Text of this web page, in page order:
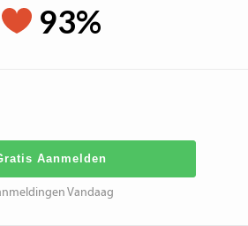
93%
Aanmelden
Vandaag